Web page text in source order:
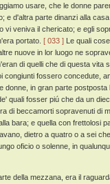
usare, che le donne
e d'altra parte dinanzi alla
vi veniva il chericato; e egli
portato. [ 033 ] Le quali
nuove in lor luogo ne
di quelli che di questa
congiunti fossero concedute,
donne, in gran parte
quali fosser piú che da un
di beccamorti sopravenuti di
bara; e quella con frettolosi
dietro a quatro o a sei
oficio o solenne, in
della mezzana, era il